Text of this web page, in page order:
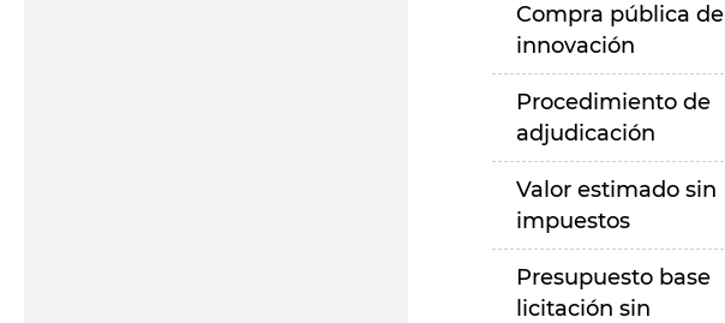
Compra pública de
innovación
Procedimiento de
adjudicación
Valor estimado sin
impuestos
Presupuesto base
licitación sin